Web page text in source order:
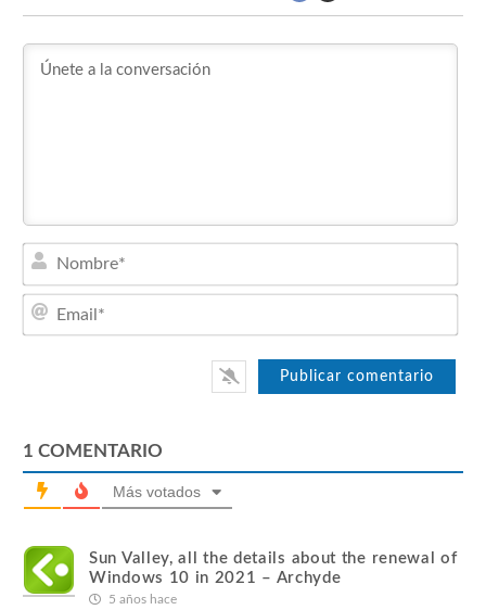
1 COMENTARIO
Más votados
Sun Valley, all the details about the renewal of
Windows 10 in 2021 – Archyde
5 años hace